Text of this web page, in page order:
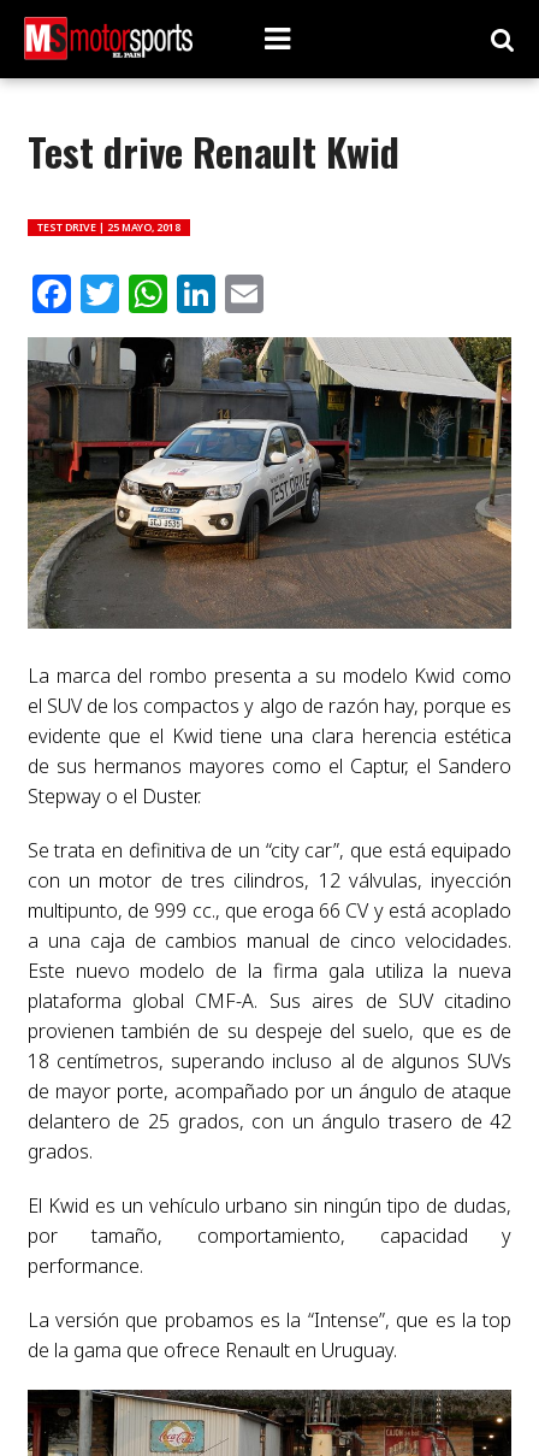
Test drive Renault Kwid
TEST DRIVE | 25 MAYO, 2018
Facebook
Twitter
WhatsApp
LinkedIn
Email
La marca del rombo presenta a su modelo Kwid como
el SUV de los compactos y algo de razón hay, porque es
evidente que el Kwid tiene una clara herencia estética
de sus hermanos mayores como el Captur, el Sandero
Stepway o el Duster.
Se trata en definitiva de un “city car”, que está equipado
con un motor de tres cilindros, 12 válvulas, inyección
multipunto, de 999 cc., que eroga 66 CV y está acoplado
a una caja de cambios manual de cinco velocidades.
Este nuevo modelo de la firma gala utiliza la nueva
plataforma global CMF-A. Sus aires de SUV citadino
provienen también de su despeje del suelo, que es de
18 centímetros, superando incluso al de algunos SUVs
de mayor porte, acompañado por un ángulo de ataque
delantero de 25 grados, con un ángulo trasero de 42
grados.
El Kwid es un vehículo urbano sin ningún tipo de dudas,
por tamaño, comportamiento, capacidad y
performance.
La versión que probamos es la “Intense”, que es la top
de la gama que ofrece Renault en Uruguay.